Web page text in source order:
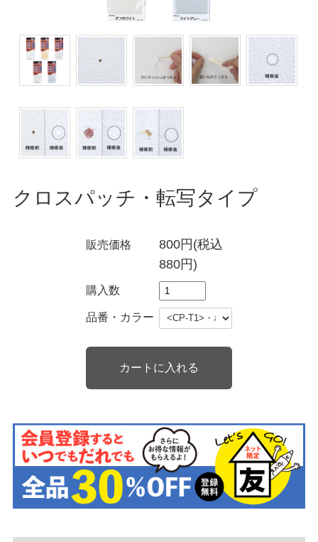
クロスパッチ・転写タイプ
販売価格
800円(税込
880円)
購入数
品番・カラー